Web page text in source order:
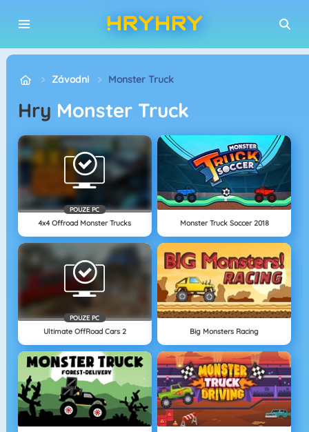
Závodni Monster Truck
Hry Monster Truck
POUZE PC
4x4 Offroad Monster Trucks Monster Truck Soccer 2018
POUZE PC
Ultimate OffRoad Cars 2 Big Monsters Racing